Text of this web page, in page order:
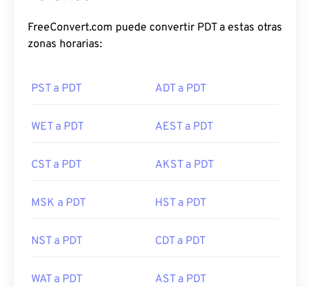
FreeConvert.com puede convertir PDT a estas otras
zonas horarias:
PST a PDT ADT a PDT
WET a PDT AEST a PDT
CST a PDT AKST a PDT
MSK a PDT HST a PDT
NST a PDT CDT a PDT
WAT a PDT AST a PDT